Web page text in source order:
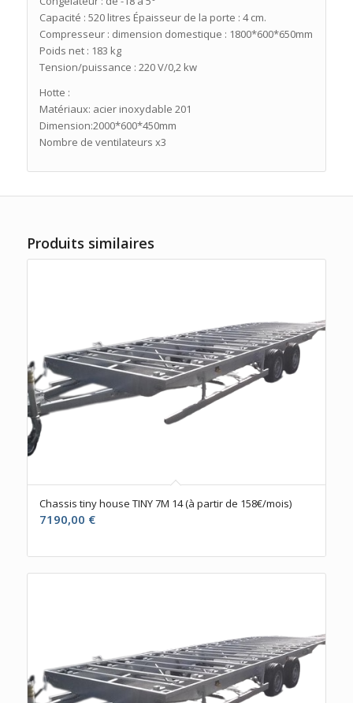
Capacité : 520 litres Épaisseur de la porte : 4 cm.
Compresseur : dimension domestique : 1800*600*650mm
Poids net : 183 kg
Tension/puissance : 220 V/0,2 kw
Hotte :
Matériaux: acier inoxydable 201
Dimension:2000*600*450mm
Nombre de ventilateurs x3
Produits similaires
Chassis tiny house TINY 7M 14 (à partir de 158€/mois)
7190,00 €